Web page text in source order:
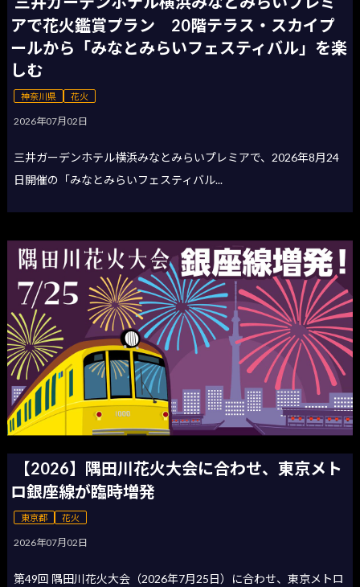
アで花火鑑賞プラン 20階テラス・スカイプ
ールから「みなとみらいフェスティバル」を楽
しむ
神奈川県 花火
2026年07月02日
三井ガーデンホテル横浜みなとみらいプレミアで、2026年8月24
日開催の「みなとみらいフェスティバル...
【2026】隅田川花火大会に合わせ、東京メト
ロ銀座線が臨時増発
東京都 花火
2026年07月02日
第49回 隅田川花火大会（2026年7月25日）に合わせ、東京メトロ